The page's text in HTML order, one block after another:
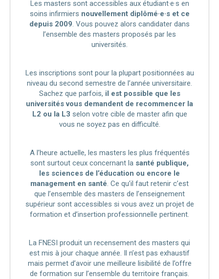
Les masters sont accessibles aux étudiant·e·s en
soins infirmiers nouvellement diplômé·e·s et ce
depuis 2009. Vous pouvez alors candidater dans
l’ensemble des masters proposés par les
universités.
Les inscriptions sont pour la plupart positionnées au
niveau du second semestre de l’année universitaire.
Sachez que parfois, il est possible que les
universités vous demandent de recommencer la
L2 ou la L3 selon votre cible de master afin que
vous ne soyez pas en difficulté.
A l’heure actuelle, les masters les plus fréquentés
sont surtout ceux concernant la santé publique,
les sciences de l’éducation ou encore le
management en santé. Ce qu’il faut retenir c’est
que l’ensemble des masters de l’enseignement
supérieur sont accessibles si vous avez un projet de
formation et d’insertion professionnelle pertinent.
La FNESI produit un recensement des masters qui
est mis à jour chaque année. Il n’est pas exhaustif
mais permet d’avoir une meilleure lisibilité de l’offre
de formation sur l’ensemble du territoire français.